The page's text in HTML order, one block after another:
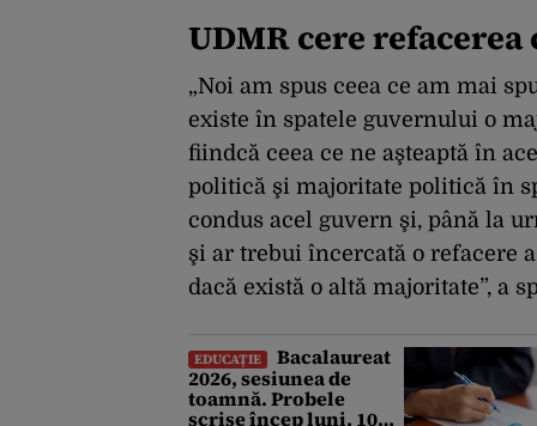
UDMR cere
„Noi am spus ceea ce am mai
existe în spatele guvernului o
fiindcă ceea ce ne aşteaptă în
politică şi majoritate politică în
condus acel guvern şi, până la
şi ar trebui încercată o refacere
dacă există o altă majoritate”, a
EDUCAȚIE
Bacalaureat
2026, sesiunea de
toamnă. Probele
scrise încep luni, 10